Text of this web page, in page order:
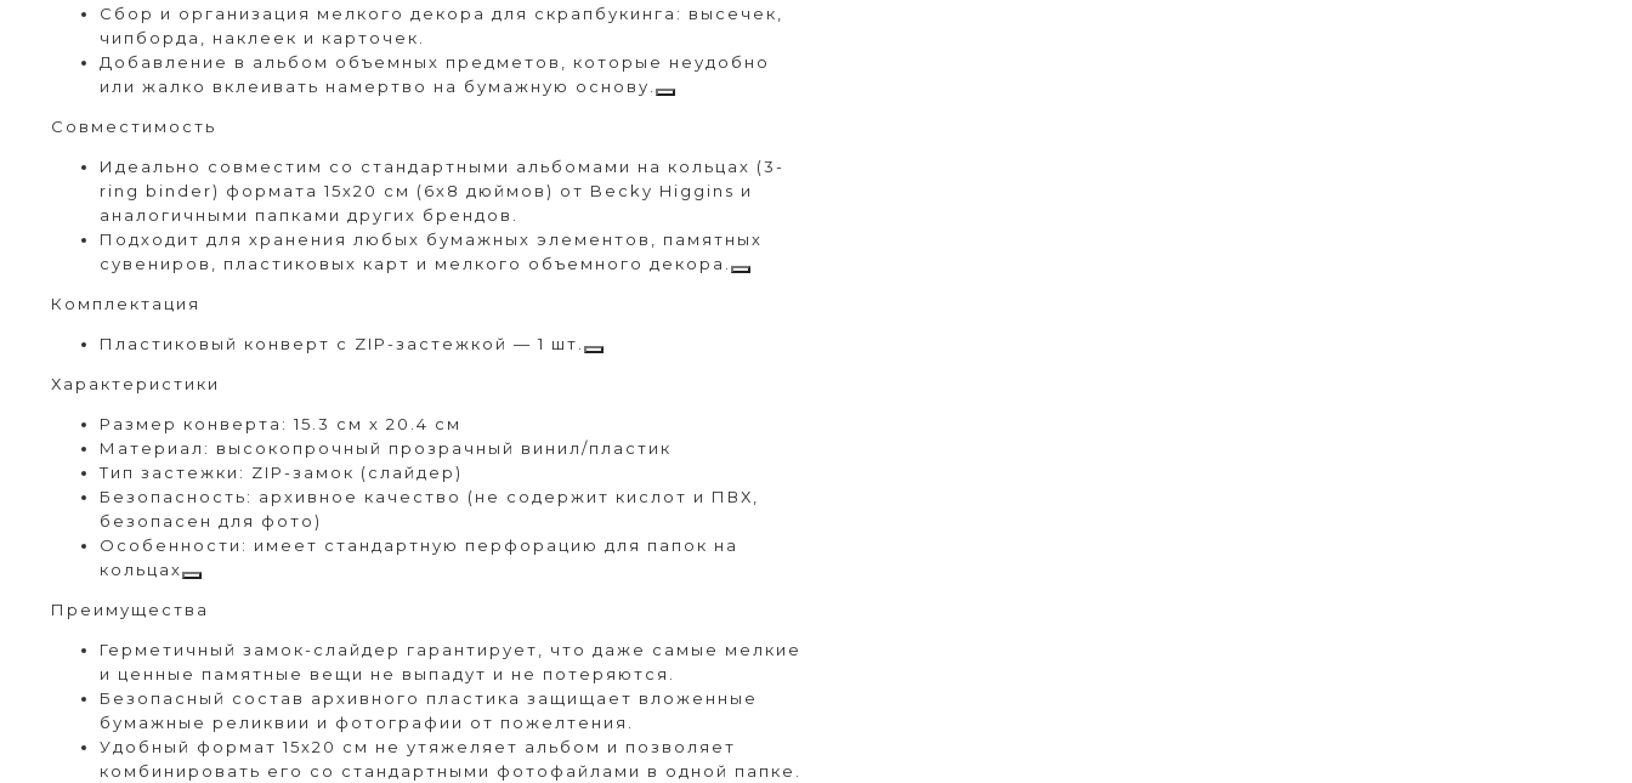
Сбор и организация мелкого декора для скрапбукинга: высечек,
чипборда, наклеек и карточек.
Добавление в альбом объемных предметов, которые неудобно
или жалко вклеивать намертво на бумажную основу.
Совместимость
Идеально совместим со стандартными альбомами на кольцах (3-
ring binder) формата 15х20 см (6х8 дюймов) от Becky Higgins и
аналогичными папками других брендов.
Подходит для хранения любых бумажных элементов, памятных
сувениров, пластиковых карт и мелкого объемного декора.
Комплектация
Пластиковый конверт с ZIP-застежкой — 1 шт.
Характеристики
Размер конверта: 15.3 см х 20.4 см
Материал: высокопрочный прозрачный винил/пластик
Тип застежки: ZIP-замок (слайдер)
Безопасность: архивное качество (не содержит кислот и ПВХ,
безопасен для фото)
Особенности: имеет стандартную перфорацию для папок на
кольцах
Преимущества
Герметичный замок-слайдер гарантирует, что даже самые мелкие
и ценные памятные вещи не выпадут и не потеряются.
Безопасный состав архивного пластика защищает вложенные
бумажные реликвии и фотографии от пожелтения.
Удобный формат 15х20 см не утяжеляет альбом и позволяет
комбинировать его со стандартными фотофайлами в одной папке.